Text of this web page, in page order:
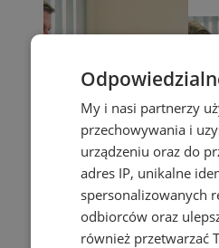
My i nasi partnerzy
przechowywania i
urządzeniu oraz do
adres IP, unikalne
spersonalizowanych
odbiorców oraz
również przetwarzać